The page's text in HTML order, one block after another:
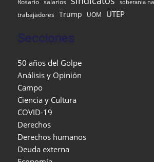
soberanía
trabajadores
Trump UOM UTEP
Secciones
50 años del Golpe
Análisis y Opinión
Campo
Ciencia y Cultura
COVID-19
Derechos
Derechos humanos
Deuda externa